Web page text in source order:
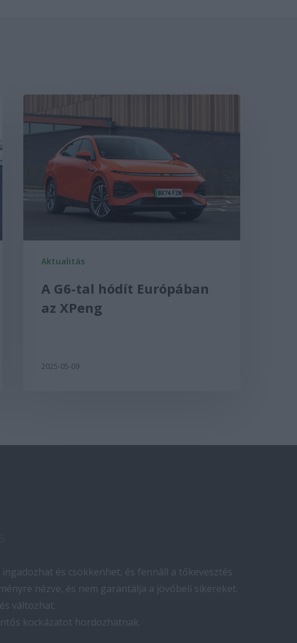
Aktualitás
A G6-tal hódít Európában
az XPeng
2025-05-09
és csökkenhet, és fennáll a tőkevesztés
nézve, és nem garantálja a jövőbeli sikereket.
változhat.
kockázatot hordozhatnak.